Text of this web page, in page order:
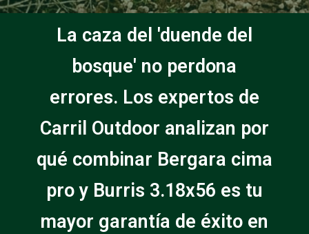
La caza del 'duende del
bosque' no perdona
errores. Los expertos de
Carril Outdoor analizan por
qué combinar Bergara cima
pro y Burris 3.18x56 es tu
mayor garantía de éxito en